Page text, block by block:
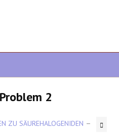
2
ZU SÄUREHALOGENIDEN